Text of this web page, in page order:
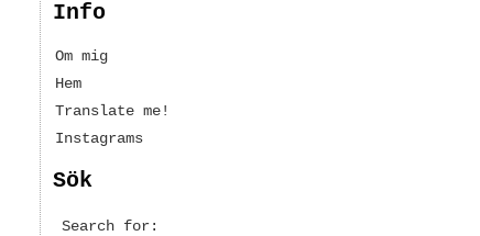
Info
Om mig
Hem
Translate me!
Instagrams
Sök
Search for: